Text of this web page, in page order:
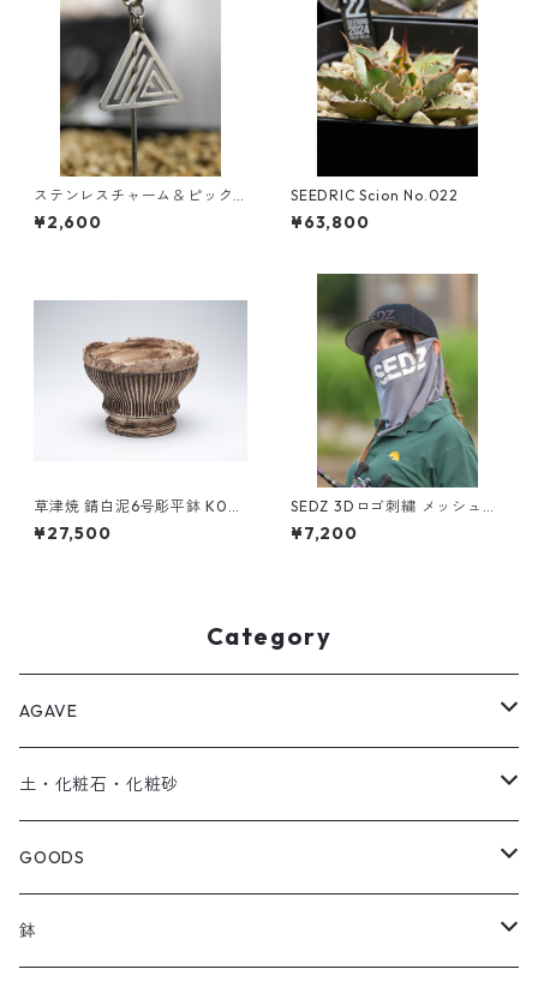
ステンレスチャーム＆ピック
セット｜SEEDRIC PLANTS ロ
ゴ｜鉢挿し対応・オールステ
¥2,600
SEEDRIC Scion No.022
¥63,800
草津焼 錆白泥6号彫平鉢 K031
【SOLDOUT】
¥27,500
SEDZ 3Dロゴ刺繍 メッシュキ
ャップ / ブラック フリーサイ
ズ
¥7,200
Category
AGAVE
SEEDRIC Signature
SEEDRIC Heritage
SEEDRIC Scion
土・化粧石・化粧砂
アガベ用の土
化粧石・化粧砂
GOODS
ソイルスティック
鉢